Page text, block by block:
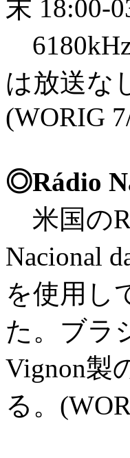
末 18:00-
は放送な
(WORIG
◎Rádio
米国の
Nacional
を使用し
た。ブラ
Vignon製
る。